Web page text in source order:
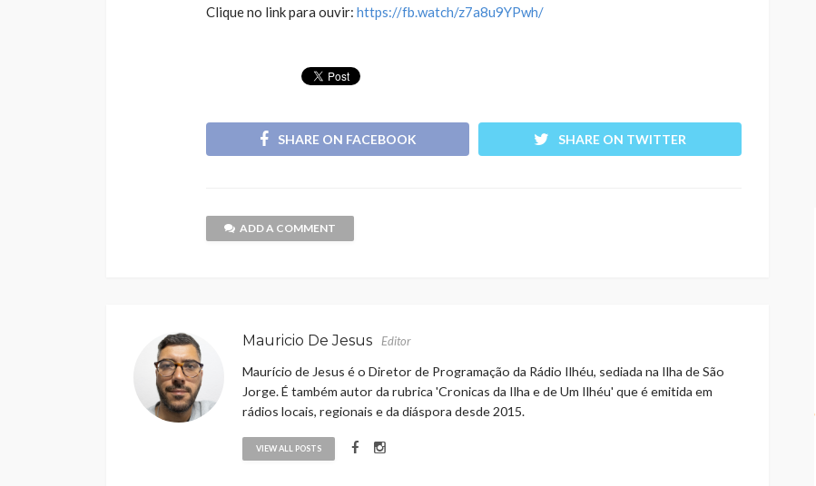
Clique no link para ouvir: https://fb.watch/z7a8u9YPwh/
SHARE ON FACEBOOK SHARE ON TWITTER
ADD A COMMENT
Mauricio De Jesus Editor
Maurício de Jesus é o Diretor de Programação da Rádio Ilhéu, sediada na Ilha de São
Jorge. É também autor da rubrica 'Cronicas da Ilha e de Um Ilhéu' que é emitida em
rádios locais, regionais e da diáspora desde 2015.
VIEW ALL POSTS